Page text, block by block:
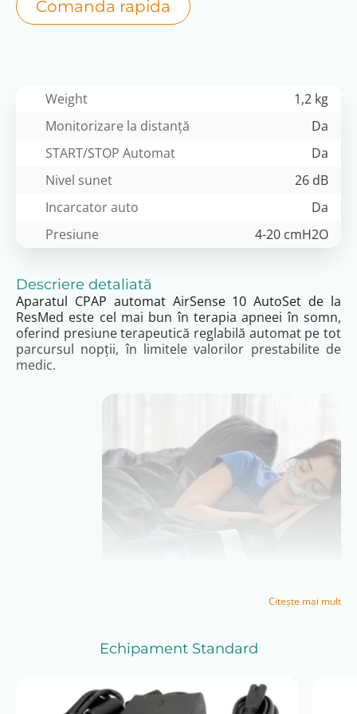
Comanda rapida
Descriere detaliată
Weight
1,2 kg
Monitorizare la distanță
Da
START/STOP Automat
Da
Nivel sunet
26 dB
Incarcator auto
Da
Presiune
4-20 cmH2O
Aparatul CPAP automat AirSense 10 AutoSet de la
ResMed este cel mai bun în terapia apneei în somn,
oferind presiune terapeutică reglabilă automat pe tot
parcursul nopții, în limitele valorilor prestabilite de
medic.
Aparatul oferă un confort de neegalat atât
utilizatorului, cât și partenerului său, datorită
precum și numeroaselor funcții care facilitează
adormirea.
Citeşte mai mult
Echipament Standard